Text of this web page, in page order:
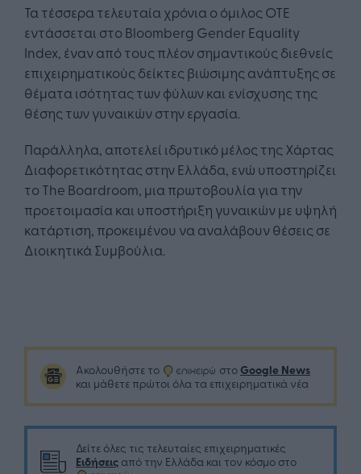
Τα τέσσερα τελευταία χρόνια ο όμιλος ΟΤΕ
εντάσσεται στο Bloomberg Gender Equality
Index, έναν από τους πλέον σημαντικούς διεθνείς
επιχειρηματικούς δείκτες βιώσιμης ανάπτυξης σε
θέματα ισότητας των φύλων και ενίσχυσης της
θέσης των γυναικών στην εργασία.
Παράλληλα, αποτελεί ιδρυτικό μέλος της Χάρτας
Διαφορετικότητας στην Ελλάδα, ενώ υποστηρίζει
το The Boardroom, μια πρωτοβουλία για την
προετοιμασία και υποστήριξη γυναικών με υψηλή
κατάρτιση, προκειμένου να αναλάβουν θέσεις σε
Διοικητικά Συμβούλια.
Ακολουθήστε το στο Google News
και μάθετε πρώτοι όλα τα επιχειρηματικά νέα
Δείτε όλες τις τελευταίες επιχειρηματικές
Ειδήσεις από την Ελλάδα και τον κόσμο στο